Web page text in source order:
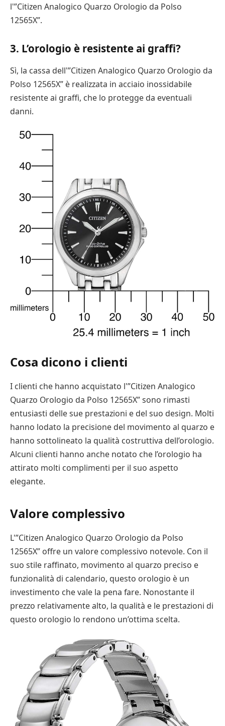
l'”Citizen Analogico Quarzo Orologio da Polso
12565X”.
3. L’orologio è resistente ai graffi?
Sì, la cassa dell'”Citizen Analogico Quarzo Orologio da
Polso 12565X” è realizzata in acciaio inossidabile
resistente ai graffi, che lo protegge da eventuali
danni.
Cosa dicono i clienti
I clienti che hanno acquistato l'”Citizen Analogico
Quarzo Orologio da Polso 12565X” sono rimasti
entusiasti delle sue prestazioni e del suo design. Molti
hanno lodato la precisione del movimento al quarzo e
hanno sottolineato la qualità costruttiva dell’orologio.
Alcuni clienti hanno anche notato che l’orologio ha
attirato molti complimenti per il suo aspetto
elegante.
Valore complessivo
L'”Citizen Analogico Quarzo Orologio da Polso
12565X” offre un valore complessivo notevole. Con il
suo stile raffinato, movimento al quarzo preciso e
funzionalità di calendario, questo orologio è un
investimento che vale la pena fare. Nonostante il
prezzo relativamente alto, la qualità e le prestazioni di
questo orologio lo rendono un’ottima scelta.